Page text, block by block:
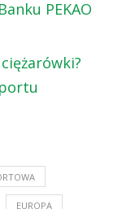
PEKAO
EUROPA